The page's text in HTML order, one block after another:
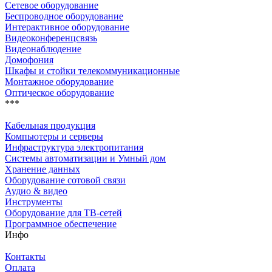
Сетевое оборудование
Беспроводное оборудование
Интерактивное оборудование
Видеоконференцсвязь
Видеонаблюдение
Домофония
Шкафы и стойки телекоммуникационные
Монтажное оборудование
Оптическое оборудование
***
Кабельная продукция
Компьютеры и серверы
Инфраструктура электропитания
Системы автоматизации и Умный дом
Хранение данных
Оборудование сотовой связи
Аудио & видео
Инструменты
Оборудование для ТВ-сетей
Программное обеспечение
Инфо
Контакты
Оплата